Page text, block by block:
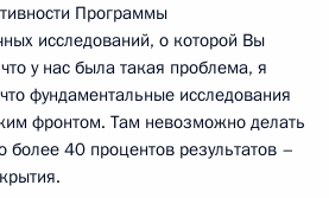
Программы
исследований, о которой Вы
у нас была такая проблема, я
фундаментальные исследования
фронтом. Там невозможно делать
более 40 процентов результатов –